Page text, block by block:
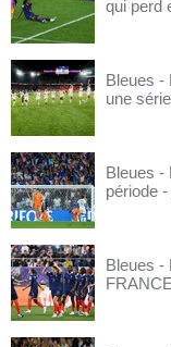
qui perd
Bleues -
une
Bleues -
période -
Bleues -
FRANCE